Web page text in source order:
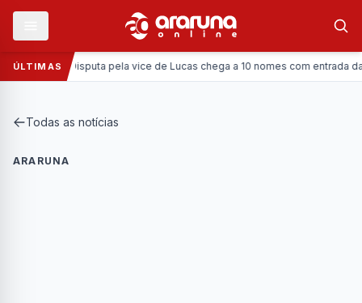
ÚLTIMAS
Política:Disputa pela vice de Lucas chega a 10 nomes com entrada da
Todas as notícias
ARARUNA